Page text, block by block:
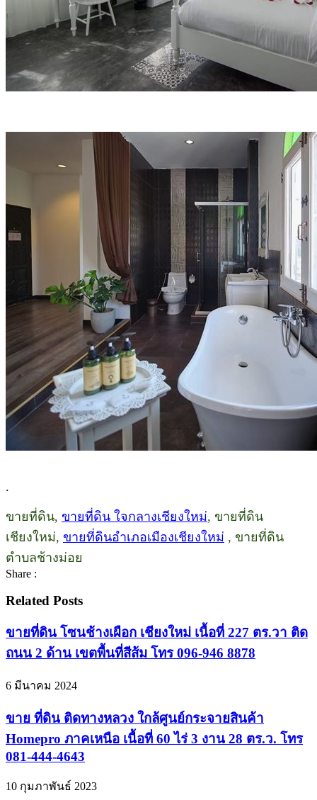
.
ขายที่ดิน, ขายที่ดิน ใจกลางเชียงใหม่, ขายที่ดิน
เชียงใหม่, ขายที่ดินอำเภอเมืองเชียงใหม่ , ขายที่ดิน
ตำบลช้างม่อย
Share :
Related Posts
ขายที่ดิน โซนช้างเผือก เชียงใหม่ เนื้อที่ 227 ตร.วา ติด
ถนน 2 ด้าน เขตพื้นที่สีส้ม โทร 096-946 8878
6 มีนาคม 2024
ขาย ที่ดิน ติดทางหลวง ใกล้ศูนย์กระจายสินค้า
Homepro ภาคเหนือ เนื้อที่ 60 ไร่ 3 งาน 28 ตร.ว. โทร
081-444-4643
10 กุมภาพันธ์ 2023